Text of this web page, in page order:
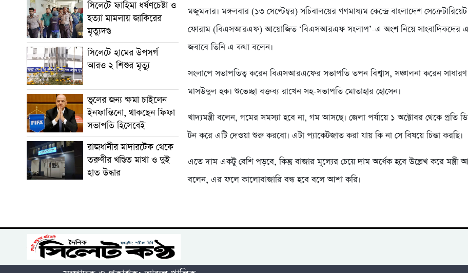
সিলেটে ফাহিমা ধর্ষণচেষ্টা ও
হত্যা মামলায় জাকিরের
মৃত্যুদণ্ড
সিলেটে হামের উপসর্গ
আরও ২ শিশুর মৃত্যু
ভুলের জন্য ক্ষমা চাইলেন
ইনফান্তিনো, থাকছেন ফিফা
সভাপতি হিসেবেই
রাজধানীর মাদারটেক থেকে
তরুণীর খণ্ডিত মাথা ও দুই
হাত উদ্ধার
মজুমদার। মঙ্গলবার (১৩ সেপ্টেম্বর) সচিবালয়ের গণমাধ্যম কেন্দ্রে বাংলাদেশ সেক্রেটারিয়েট
ফোরাম (বিএসআরএফ) আয়োজিত ‌‘বিএসআরএফ সংলাপ’-এ অংশ নিয়ে সাংবাদিকদের
জবাবে তিনি এ কথা বলেন।
সংলাপে সভাপতিত্ব করেন বিএসআরএফের সভাপতি তপন বিশ্বাস, সঞ্চালনা করেন
মাসউদুল হক। শুভেচ্ছা বক্তব্য রাখেন সহ-সভাপতি মোতাহার হোসেন।
খাদ্যমন্ত্রী বলেন, গমের সমস্যা হবে না, গম আসছে। জেলা পর্যায়ে ১ অক্টোবর থেকে প্রতি
টন করে এটি দেওয়া শুরু করবো। এটা প্যাকেটজাত করা যায় কি না সে বিষয়ে চিন্তা করছি।
এতে দাম একটু বেশি পড়বে, কিন্তু বাজার মূল্যের চেয়ে দাম অর্ধেক হবে উল্লেখ করে মন্ত্রী
বলেন, এর ফলে কালোবাজারি বন্ধ হবে বলে আশা করি।